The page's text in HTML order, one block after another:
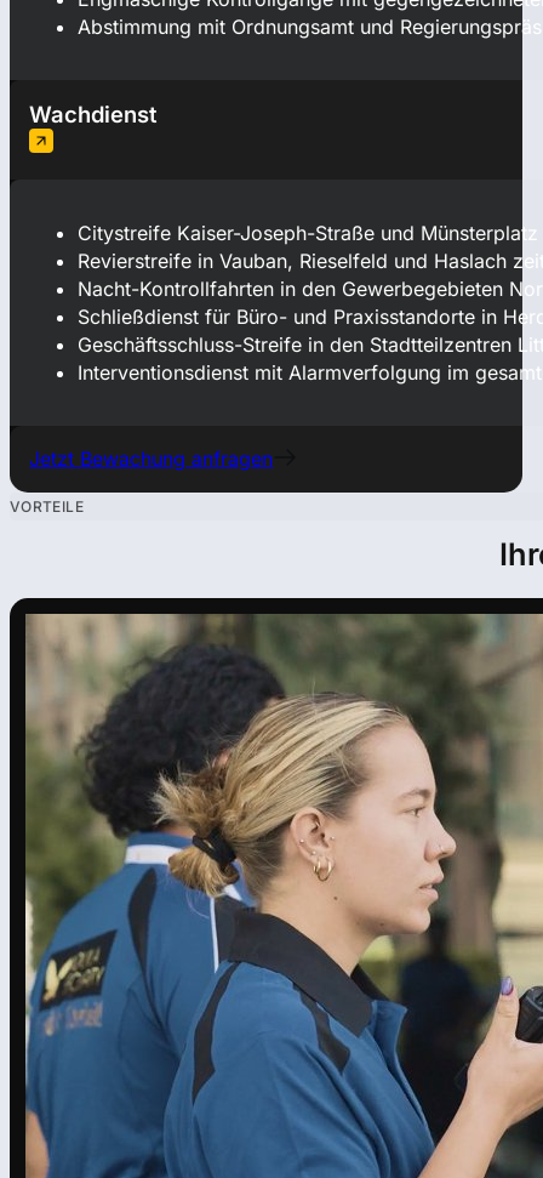
Abstimmung mit Ordnungsamt und
Wachdienst
Citystreife Kaiser-Joseph-Straße und
Revierstreife in Vauban, Rieselfeld und Haslach
Nacht-Kontrollfahrten in den Gewerbegebieten
Schließdienst für Büro- und Praxisstandorte in
Geschäftsschluss-Streife in den Stadtteilzentren
Interventionsdienst mit Alarmverfolgung im
Jetzt Bewachung anfragen
VORTEILE